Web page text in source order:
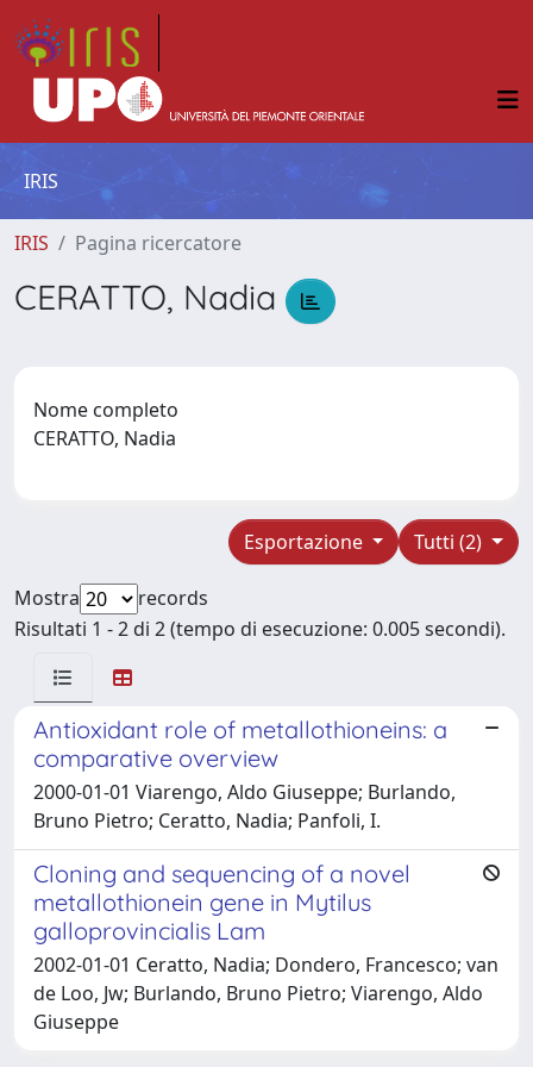
IRIS
IRIS Pagina ricercatore
CERATTO, Nadia
Nome completo
CERATTO, Nadia
Tutti (2)
Esportazione
Mostra
records
Risultati 1 - 2 di 2 (tempo di esecuzione: 0.005 secondi).
Antioxidant role of metallothioneins: a
comparative overview
2000-01-01 Viarengo, Aldo Giuseppe; Burlando,
Bruno Pietro; Ceratto, Nadia; Panfoli, I.
Cloning and sequencing of a novel
metallothionein gene in Mytilus
galloprovincialis Lam
2002-01-01 Ceratto, Nadia; Dondero, Francesco; van
de Loo, Jw; Burlando, Bruno Pietro; Viarengo, Aldo
Giuseppe